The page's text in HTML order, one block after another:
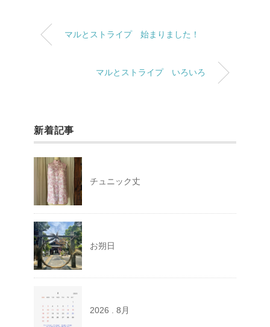
マルとストライプ 始まりました！
マルとストライプ いろいろ
新着記事
チュニック丈
お朔日
2026 . 8月